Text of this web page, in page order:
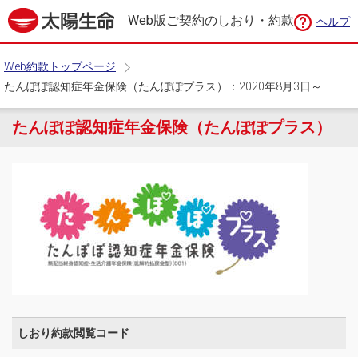
Web版ご契約のしおり・約款 ヘルプ
Web約款トップページ
たんぽぽ認知症年金保険（たんぽぽプラス）：2020年8月3日～
たんぽぽ認知症年金保険（たんぽぽプラス）
しおり約款閲覧コード